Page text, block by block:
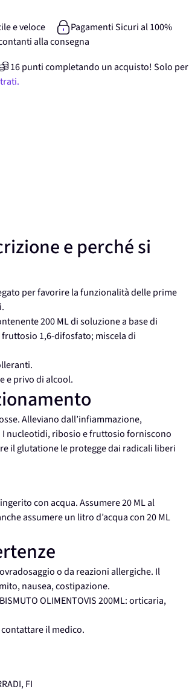
e veloce
Pagamenti Sicuri al 100%
alla consegna
16punticompletando un acquisto! Solo per
e perché si
per favorire la funzionalità delle prime
200 ML di soluzione a base di
1,6-difosfato; miscela di
e privo di alcool.
Alleviano dall’infiammazione,
I nucleotidi, ribosio e fruttosio forniscono
il glutatione le protegge dai radicali liberi
con acqua. Assumere 20 ML al
assumere un litro d’acqua con 20 ML
o da reazioni allergiche. Il
nausea, costipazione.
OLIMENTOVIS 200ML: orticaria,
il medico.
FI